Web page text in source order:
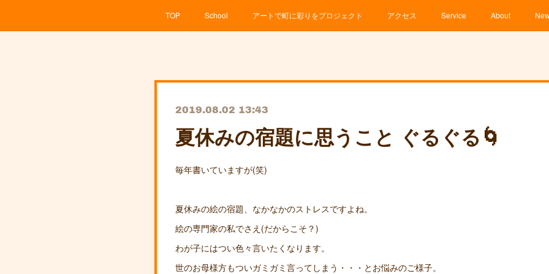
TOP School アートで町に彩りをプロジェクト アクセス Service About
2019.08.02 13:43
夏休みの宿題に思うこと ぐるぐる🌀
毎年書いていますが(笑)
夏休みの絵の宿題、なかなかのストレスですよね。
絵の専門家の私でさえ(だからこそ？)
わが子にはつい色々言いたくなります。
世のお母様方もついガミガミ言ってしまう・・・とお悩みのご様子。